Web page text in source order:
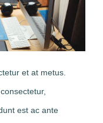
et at metus.
est ac ante